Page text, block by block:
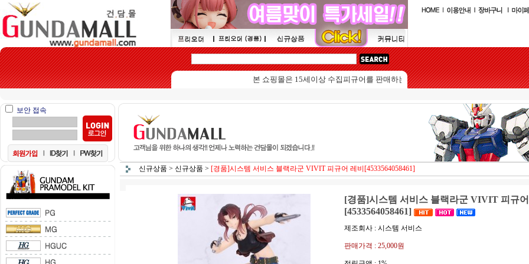
본 쇼핑몰은 15세이상 수집피규어를 판매하는 쇼핑몰입니다.
보안 접속
신규상품 > 신규상품 > [경품]시스템 서비스 블랙라군 VIVIT 피규어 레비[4533564058461]
[경품]시스템 서비스 블랙라군 VIVIT 피규
[4533564058461]
제조회사 : 시스템 서비스
판매가격 : 25,000원